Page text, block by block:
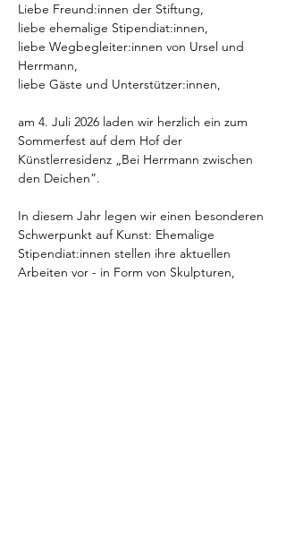
Liebe Freund:innen der Stiftung,
liebe ehemalige Stipendiat:innen,
liebe Wegbegleiter:innen von Ursel und
Herrmann,
liebe Gäste und Unterstützer:innen,
am 4. Juli 2026 laden wir herzlich ein zum
Sommerfest auf dem Hof der
Künstlerresidenz „Bei Herrmann zwischen
den Deichen”.
In diesem Jahr legen wir einen besonderen
Schwerpunkt auf Kunst: Ehemalige
Stipendiat:innen stellen ihre aktuellen
Arbeiten vor - in Form von Skulpturen,